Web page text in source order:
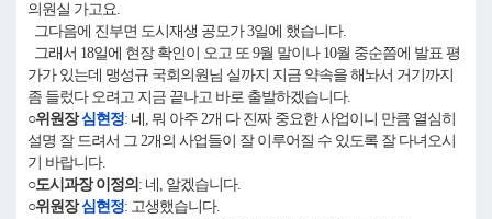
의원실 가고요.
그다음에 진부면 도시재생 공모가 3일에 했습니다.
그래서 18일에 현장 확인이 오고 또 9월 말이나 10월 중순쯤에 발표 평
가가 있는데 맹성규 국회의원님 실까지 지금 약속을 해놔서 거기까지
좀 들렀다 오려고 지금 끝나고 바로 출발하겠습니다.
○위원장심현정: 네, 뭐 아주 2개 다 진짜 중요한 사업이니 만큼 열심히
설명 잘 드려서 그 2개의 사업들이 잘 이루어질 수 있도록 잘 다녀오시
기 바랍니다.
○도시과장 이정의 : 네, 알겠습니다.
○위원장심현정: 고생했습니다.